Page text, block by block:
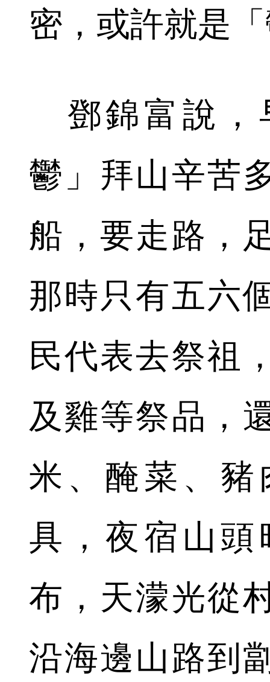
密，或許就是
鄧錦富說，
鬱」拜山辛苦
船，要走路，
那時只有五六
民代表去祭祖
及雞等祭品，
米、醃菜、
具，夜宿山
布，天濛光從
沿海邊山路到